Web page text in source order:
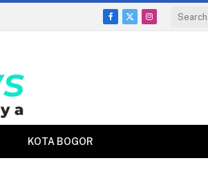
Facebook
X
Instagram
KOTA BOGOR